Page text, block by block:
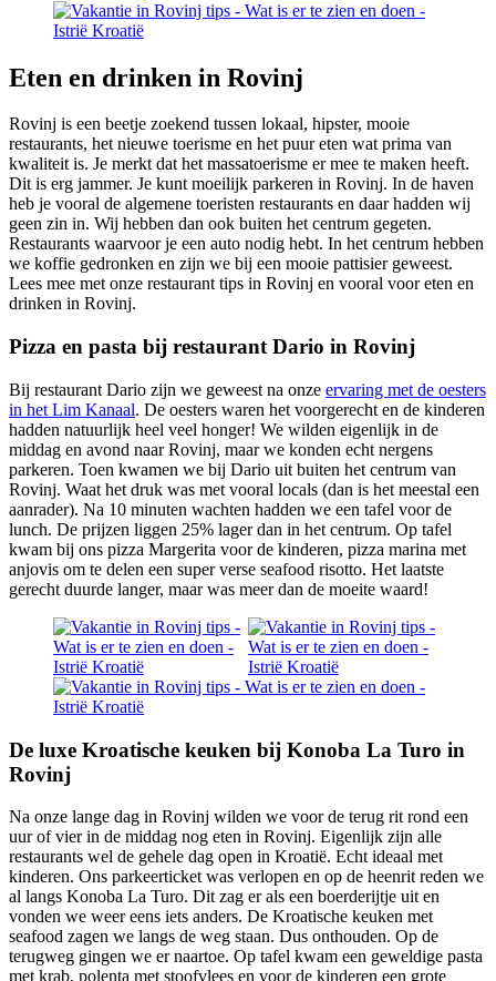
Eten en drinken in Rovinj
Rovinj is een beetje zoekend tussen lokaal, hipster, mooie
restaurants, het nieuwe toerisme en het puur eten wat prima van
kwaliteit is. Je merkt dat het massatoerisme er mee te maken heeft.
Dit is erg jammer. Je kunt moeilijk parkeren in Rovinj. In de haven
heb je vooral de algemene toeristen restaurants en daar hadden wij
geen zin in. Wij hebben dan ook buiten het centrum gegeten.
Restaurants waarvoor je een auto nodig hebt. In het centrum hebben
we koffie gedronken en zijn we bij een mooie pattisier geweest.
Lees mee met onze restaurant tips in Rovinj en vooral voor eten en
drinken in Rovinj.
Pizza en pasta bij restaurant Dario in Rovinj
Bij restaurant Dario zijn we geweest na onze ervaring met de oesters
in het Lim Kanaal. De oesters waren het voorgerecht en de kinderen
hadden natuurlijk heel veel honger! We wilden eigenlijk in de
middag en avond naar Rovinj, maar we konden echt nergens
parkeren. Toen kwamen we bij Dario uit buiten het centrum van
Rovinj. Waat het druk was met vooral locals (dan is het meestal een
aanrader). Na 10 minuten wachten hadden we een tafel voor de
lunch. De prijzen liggen 25% lager dan in het centrum. Op tafel
kwam bij ons pizza Margerita voor de kinderen, pizza marina met
anjovis om te delen een super verse seafood risotto. Het laatste
gerecht duurde langer, maar was meer dan de moeite waard!
De luxe Kroatische keuken bij Konoba La Turo in
Rovinj
Na onze lange dag in Rovinj wilden we voor de terug rit rond een
uur of vier in de middag nog eten in Rovinj. Eigenlijk zijn alle
restaurants wel de gehele dag open in Kroatië. Echt ideaal met
kinderen. Ons parkeerticket was verlopen en op de heenrit reden we
al langs Konoba La Turo. Dit zag er als een boerderijtje uit en
vonden we weer eens iets anders. De Kroatische keuken met
seafood zagen we langs de weg staan. Dus onthouden. Op de
terugweg gingen we er naartoe. Op tafel kwam een geweldige pasta
met krab, polenta met stoofvlees en voor de kinderen een grote